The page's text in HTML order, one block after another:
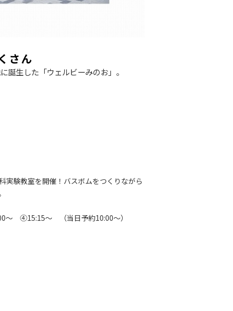
さん
誕生した「ウェルビーみのお」。
実験教室を開催！バスボムをつくりながら
④15:15〜 （当日予約10:00～）